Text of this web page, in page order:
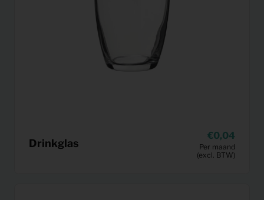
Drinkglas
0,04
Per maand
(excl. BTW)